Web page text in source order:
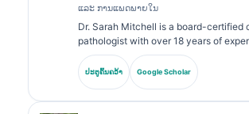
ແລະ ການແພດພາຍໃນ
Dr. Sarah Mitchell is a board-certified
pathologist with over 18 years of
laboratory medicine and diagnostic
holds specialty certifications in clinical
has published extensively on
ປະຕູຄົ້ນຄວ້າ Google Scholar